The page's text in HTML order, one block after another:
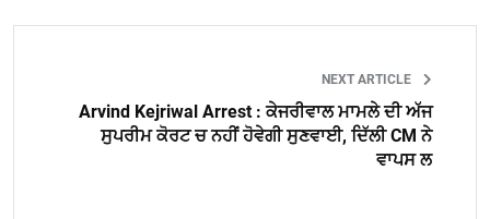
NEXT ARTICLE
Arvind Kejriwal Arrest : ਕੇਜਰੀਵਾਲ ਮਾਮਲੇ ਦੀ ਅੱਜ
ਸੁਪਰੀਮ ਕੋਰਟ ਚ ਨਹੀਂ ਹੋਵੇਗੀ ਸੁਣਵਾਈ, ਦਿੱਲੀ CM ਨੇ
ਵਾਪਸ ਲ